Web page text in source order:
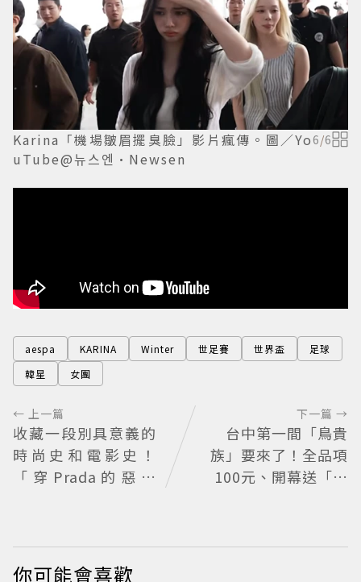
Karina「機場皺眉擺臭臉」影片瘋傳。圖／Yo
uTube@뉴스엔·Newsen
6/6
aespa KARINA Winter 世足賽 世界盃
足球
韓星
女團
← 上一篇
收藏一段別具意義的
時尚史和電影史！
「穿Prada的惡魔
下一篇 →
台中第一間「鳥貴
族」要來了！全品項
100元、開幕送「酥
你可能會喜歡